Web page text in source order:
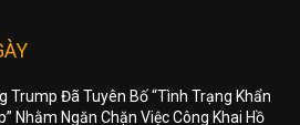
Trump Đã Tuyên Bố “Tình Trạng Khẩn
Nhằm Ngăn Chặn Việc Công Khai Hồ